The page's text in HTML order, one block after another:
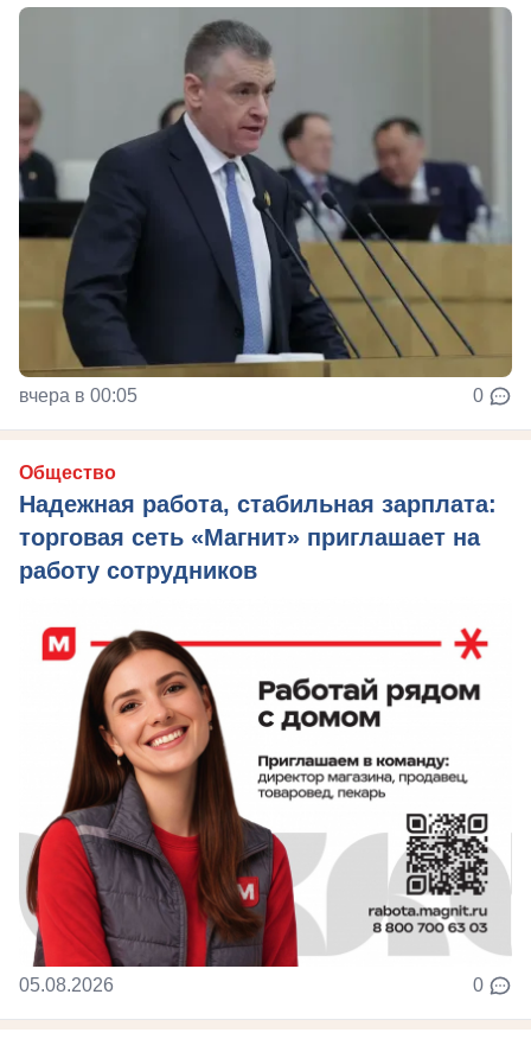
вчера в 00:05 0
Общество
Надежная работа, стабильная зарплата:
торговая сеть «Магнит» приглашает на
работу сотрудников
05.08.2026 0